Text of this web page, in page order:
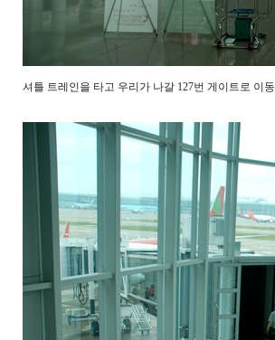
셔틀 트레인을 타고 우리가 나갈 127번 게이트로 이동